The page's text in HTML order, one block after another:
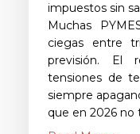
impuestos sin
Muchas
ciegas entre
previsión. El
tensiones de
siempre
que en 2026 no